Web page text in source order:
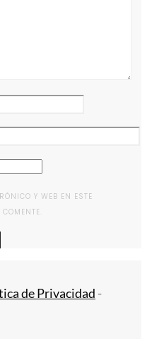
Y WEB EN ESTE
de Privacidad -